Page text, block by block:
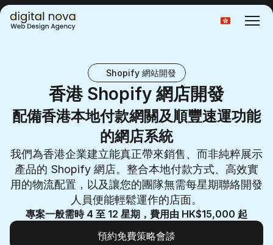
Select Language
Shopify 網站開發
香港 Shopify 網店開發
配備香港本地付款網關及順豐速運功能
的網店系統
我們為香港企業建立能真正帶來銷售、而非純粹展示
產品的 Shopify 網店。整合本地付款方式、高效實
用的物流配置，以及讓您的團隊無需每星期聯絡開發
人員便能輕鬆運作的店面。
專案一般需時 4 至 12 星期，費用由 HK$15,000 起
預約免費策略會談
預約免費策略會談